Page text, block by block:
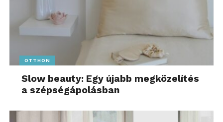
rendelni. A kedvezményes árfolyam a következő
hónap első napjától vehető igénybe. A többi
banknál a kedvezmény automatikusan minden
ügyfélnek jár.
Automatikus utasbiztosítás
Külföldi útjainkon is érhet minket baleset. Ennek
egyenesen horrorisztikus kezelési költségei
OTTHON
Slow beauty: Egy újabb megközelítés
a szépségápolásban